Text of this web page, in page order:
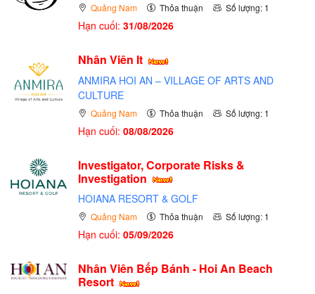
Quảng Nam Thỏa thuận Số lượng: 1
Hạn cuối: 31/08/2026
Nhân Viên It
ANMIRA HOI AN – VILLAGE OF ARTS AND
CULTURE
Quảng Nam Thỏa thuận Số lượng: 1
Hạn cuối: 08/08/2026
Investigator, Corporate Risks &
Investigation
HOIANA RESORT & GOLF
Quảng Nam Thỏa thuận Số lượng: 1
Hạn cuối: 05/09/2026
Nhân Viên Bếp Bánh - Hoi An Beach
Resort